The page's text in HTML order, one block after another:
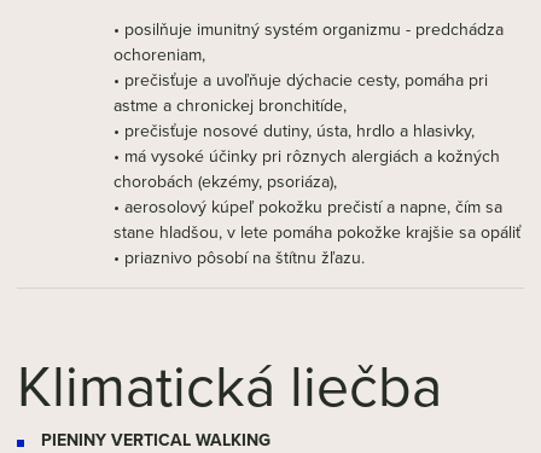
• posilňuje imunitný systém organizmu - predchádza
ochoreniam,
• prečisťuje a uvoľňuje dýchacie cesty, pomáha pri
astme a chronickej bronchitíde,
• prečisťuje nosové dutiny, ústa, hrdlo a hlasivky,
• má vysoké účinky pri rôznych alergiách a kožných
chorobách (ekzémy, psoriáza),
• aerosolový kúpeľ pokožku prečistí a napne, čím sa
stane hladšou, v lete pomáha pokožke krajšie sa opáliť
• priaznivo pôsobí na štítnu žľazu.
Klimatická liečba
PIENINY VERTICAL WALKING